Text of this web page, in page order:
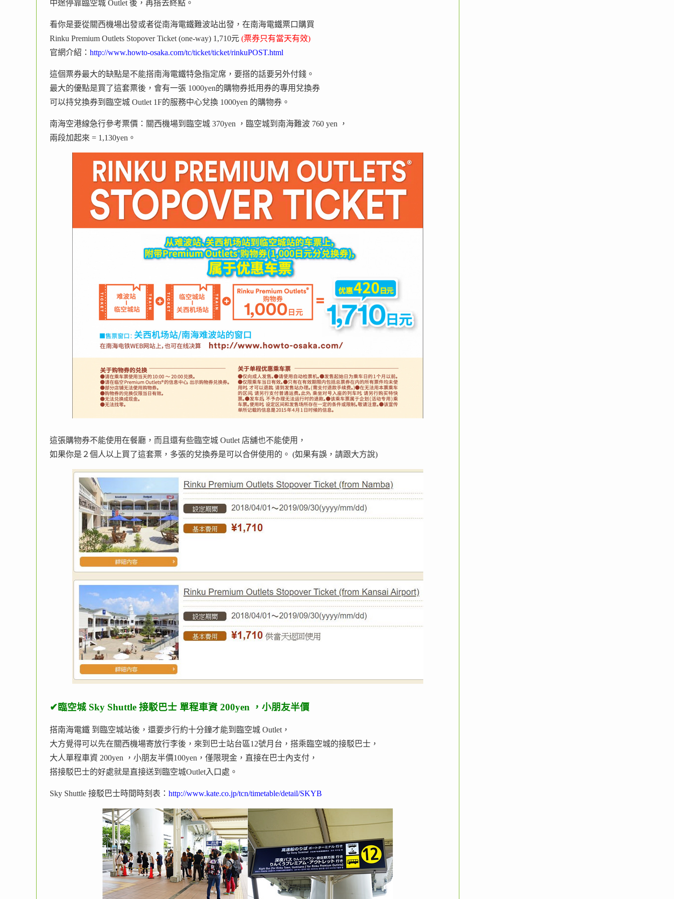
中途停靠臨空城 Outlet 後，再搭去終點。
看你是要從關西機場出發或者從南海電鐵難波站出發，在南海電鐵票口購買
Rinku Premium Outlets Stopover Ticket (one-way) 1,710元 (票券只有當天有效)
官網介紹： http://www.howto-osaka.com/tc/ticket/ticket/rinkuPOST.html
這個票券最大的缺點是不能搭南海電鐵特急指定席，要搭的話要另外付錢。
最大的優點是買了這套票後，會有一張 1000yen的購物券抵用券的專用兌換券
可以持兌換券到臨空城 Outlet 1F的服務中心兌換 1000yen 的購物券。
南海空港線急行參考票價：關西機場到臨空城 370yen ，臨空城到南海難波 760 yen ，
兩段加起來 = 1,130yen。
這張購物券不能使用在餐廳，而且還有些臨空城 Outlet 店舖也不能使用，
如果你是２個人以上買了這套票，多張的兌換券是可以合併使用的。 (如果有誤，請跟大方說)
✔臨空城 Sky Shuttle 接駁巴士 單程車資 200yen ，小朋友半價
搭南海電鐵 到臨空城站後，還要步行約十分鐘才能到臨空城 Outlet，
大方覺得可以先在關西機場寄放行李後，來到巴士站台區12號月台，搭乘臨空城的接駁巴士，
大人單程車資 200yen ，小朋友半價100yen，僅限現金，直接在巴士內支付，
搭接駁巴士的好處就是直接送到臨空城Outlet入口處。
Sky Shuttle 接駁巴士時間時刻表： http://www.kate.co.jp/tcn/timetable/detail/SKYB